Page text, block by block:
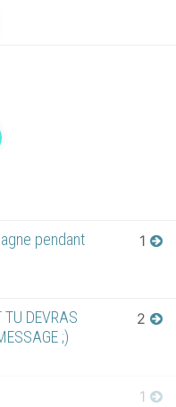
pendant
1
TU DEVRAS
;)
2
1